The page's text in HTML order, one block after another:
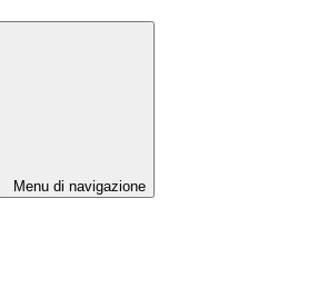
Menu di navigazione